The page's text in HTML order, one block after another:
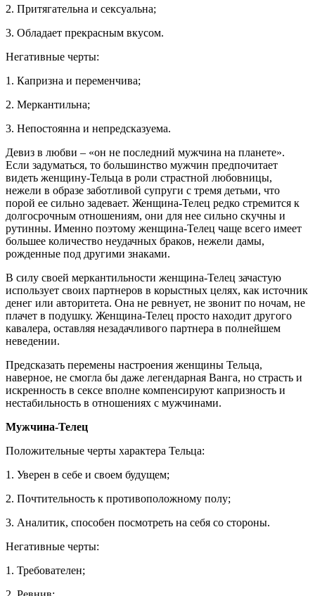
2. Притягательна и сексуальна;
3. Обладает прекрасным вкусом.
Негативные черты:
1. Капризна и переменчива;
2. Меркантильна;
3. Непостоянна и непредсказуема.
Девиз в любви – «он не последний мужчина на планете».
Если задуматься, то большинство мужчин предпочитает
видеть женщину-Тельца в роли страстной любовницы,
нежели в образе заботливой супруги с тремя детьми, что
порой ее сильно задевает. Женщина-Телец редко стремится к
долгосрочным отношениям, они для нее сильно скучны и
рутинны. Именно поэтому женщина-Телец чаще всего имеет
большее количество неудачных браков, нежели дамы,
рожденные под другими знаками.
В силу своей меркантильности женщина-Телец зачастую
использует своих партнеров в корыстных целях, как источник
денег или авторитета. Она не ревнует, не звонит по ночам, не
плачет в подушку. Женщина-Телец просто находит другого
кавалера, оставляя незадачливого партнера в полнейшем
неведении.
Предсказать перемены настроения женщины Тельца,
наверное, не смогла бы даже легендарная Ванга, но страсть и
искренность в сексе вполне компенсируют капризность и
нестабильность в отношениях с мужчинами.
Мужчина-Телец
Положительные черты характера Тельца:
1. Уверен в себе и своем будущем;
2. Почтительность к противоположному полу;
3. Аналитик, способен посмотреть на себя со стороны.
Негативные черты:
1. Требователен;